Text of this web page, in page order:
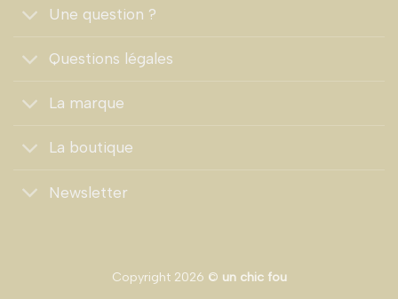
Une question ?
Questions légales
La marque
La boutique
Newsletter
Copyright 2026 © un chic fou